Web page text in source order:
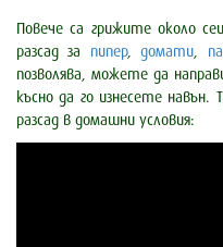
Повече са грижите около
разсад за пипер,домати,
позволява, можете да
късно да го изнесете
разсад в домашни условия: